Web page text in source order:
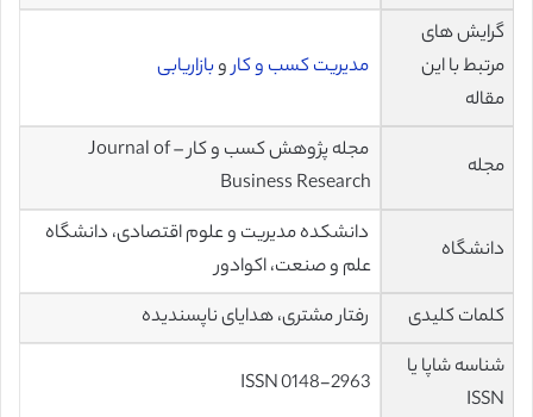
گرایش های
مرتبط با این
مقاله
مدیریت کسب و کاروبازاریابی
مجله
مجله پژوهش کسب و کار – Journal of
Business Research
دانشگاه
دانشکده مدیریت و علوم اقتصادی، دانشگاه
علم و صنعت، اکوادور
کلمات کلیدی
رفتار مشتری، هدایای ناپسندیده
شناسه شاپا یا
ISSN
ISSN 0148-2963